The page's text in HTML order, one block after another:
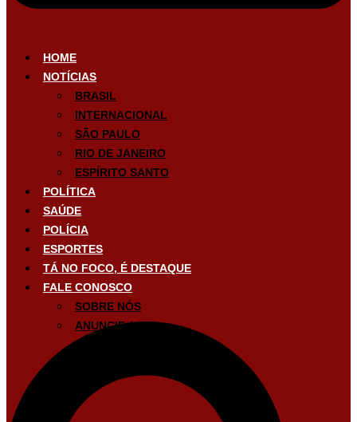
HOME
NOTÍCIAS
BRASIL
INTERNACIONAL
SÃO PAULO
RIO DE JANEIRO
ESPÍRITO SANTO
POLÍTICA
SAÚDE
POLÍCIA
ESPORTES
TÁ NO FOCO, É DESTAQUE
FALE CONOSCO
SOBRE NÓS
ANUNCIE AQUI